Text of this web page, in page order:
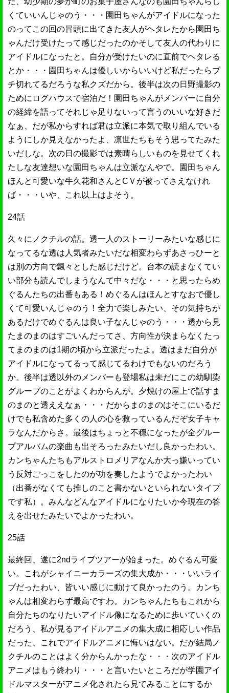
くていいんじゃのう・・・園田ちゃんがアイドルになった
のってこの回の冒頭に出てきた友人がヘタレたから園田ち
ゃんだけ受けたって感じだったのかそして友人の代わりに
アイドルになったと。自分が受けたいのに直前でヘタレる
とか・・・園田ちゃんは優しいからいいけど私だったらブ
チ切れてるだろうな私クズだから。後半は次の日野撮影の
ためにログハウスで宿泊だ！園田ちゃんがメンバーに自分
の経緯を語ってそれじゃ足りないって言うのいいな好きだ
なぁ、だが私からすれば君は立派に本気で取り組んでいる
ようにしか見えなかったよ、凛世たちもそう思ってたみた
いだしな。次の日の撮影では素晴らしいものを見せてくれ
たしな友達想いな園田ちゃんは立派なんやで。園田ちゃん
ほんと可愛いな牛久花和さんとCＶが被ってさえなけれ
ば・・・いや、これ以上はよそう。
24話
久々にノクチルの話。透一人のストーリーみたいな感じに
なってるな透は人気者みたいだな相変わらずあさっひーと
は別の方向で飄々とした感じだけど。台本の読まなくてい
い部分も読んでしまうなんて中々だな・・・と思ったらめ
ぐるんたちの出番もある！めぐるんはほんとすなおで優し
くて可愛いんじゃのう！全力で楽しみたい、その気持ちが
あるだけでめぐるんは良い子なんじゃのう・・・透から見
たまのまのはすごいんだってさ、方向性が決まらなくたっ
てまのまのは1期の頃から立派だったよ。透はまだ自分が
アイドルになってるって感じてるわけでもないのだろう
か。後半は透以外のメンバーも登場私は未だにこの幼馴染
グループのことがよくわからんが。夕焼けの屋上で話すま
のまのと透ええなぁ・・・だからまのまのはそこにいるだ
けでも私含めた多くの人の心を救っているんだぞ女子キャ
ラなんだからさ。最後はちょっと不穏になったが全グルー
プアルバムの楽曲も出そろったみたいだし良かったわい。
カンちゃんたちもアルストロメリアなんか大っ嫌いってい
う反対ごっこをしたのが功を奏したようでよかったわい
（出番がなくても推しのこと書かないといられないタイプ
です私）。みんなどんなアイドルになりたいか今現在の答
えを出せたみたいでよかったわい。
25話
最終回、遂に2ndライブツアーが始まった。めぐるん可愛
い。これがシャイニーカラーズの集大成か・・・いいライ
ブだったわい、皆いい感じに動けて良かったのう。カンち
ゃんは相変わらず最高ですわ。カンちゃんたちもこれから
自分たちのなりたいアイドル像になるために歩いていくの
だろう、私が見るアイドルアニメの集大成に相応しい作品
だった、これでアイドルアニメに悔いはない。だが結局ノ
クチルのことはよく分からんかったな・・・次のアイドル
アニメはもう終わり・・・と言いたいところだが学園アイ
ドルマスターがアニメ化されたら見てみることにするか